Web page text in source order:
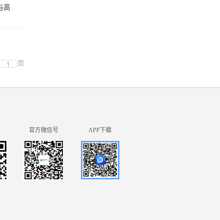
高
页
官方微信号 APP下载